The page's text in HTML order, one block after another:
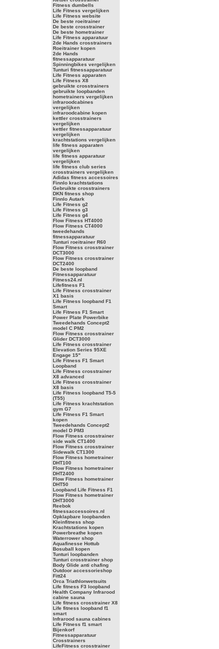
Fitness dumbells
Life Fitness vergelijken
Life Fitness website
De beste roeitrainer
De beste crosstrainer
De beste hometrainer
Life Fitness apparatuur
2de Hands crosstrainers
Roeitrainer kopen
2de Hands
fitnessapparatuur
Spinningbikes vergelijken
Tunturi fitnessapparatuur
Life Fitness apparaten
Life Fitness X8
gebruikte crosstrainers
gebruikte loopbanden
hometrainers vergelijken
infraroodcabines
vergelijken
infraroodcabine kopen
kettler crosstrainers
vergelijken
kettler fitnessapparatuur
vergelijken
krachtstations vergelijken
life fitness apparaten
vergelijken
life fitness apparatuur
vergelijken
life fitness club series
crosstrainers vergelijken
Adidas fitness accessoires
Finnlo krachtstations
Gebruikte crosstrainers
DKN fitness shop
Finnlo Autark
Life Fitness g2
Life Fitness g3
Life Fitness g4
Flow Fitness HT4000
Flow Fitness CT4000
tweedehands
fitnessapparatuur
Tunturi roeitrainer R60
Flow Fitness crosstrainer
DCT3000
Flow Fitness crosstrainer
DCT2400
De beste loopband
Fitnessapparatuur
Fitness24.nl
Lifefitness F1
Life Fitness crosstrainer
X1 basis
Life Fitness loopband F1
Smart
Life Fitness F1 Smart
Power Plate Powerbike
Tweedehands Concept2
model C PM2
Flow Fitness crosstrainer
Glider DCT3000
Life Fitness crosstrainer
Elevation Series 95XE
Engage 15"
Life Fitness F1 Smart
Loopband
Life Fitness crosstrainer
X8 advanced
Life Fitness crosstrainer
X8 basis
Life Fitness loopband T5-5
(T55)
Life Fitness krachtstation
gym G7
Life Fitness F1 Smart
kopen
Tweedehands Concept2
model D PM3
Flow Fitness crosstrainer
side walk CT1400
Flow Fitness crosstrainer
Sidewalk CT1300
Flow Fitness hometrainer
DHT100
Flow Fitness hometrainer
DHT2400
Flow Fitness hometrainer
DHT50
Loopband Life Fitness F1
Flow Fitness hometrainer
DHT3000
Reebok
fitnessaccessoires.nl
Opklapbare loopbanden
Kleinfitness shop
Krachtstations kopen
Powerbreathe kopen
Waterrower shop
Aquafinesse Hottub
Bosuball kopen
Tunturi loopbanden
Tunturi crosstrainer shop
Body Glide anti chafing
Outdoor accessorieshop
Fitt24
Orca Triathlonwetsuits
Life fitness F3 loopband
Health Company Infrarood
cabine sauna
Life fitness crosstrainer X8
Life fitness loopband f1
smart
Infrarood sauna cabines
Life Fitness f1 smart
Bijenkorf
Fitnessapparatuur
Crosstrainers
LifeFitness crosstrainer